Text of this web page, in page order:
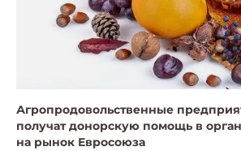
Агропродовольственные
получат донорскую помощь в
на рынок Евросоюза